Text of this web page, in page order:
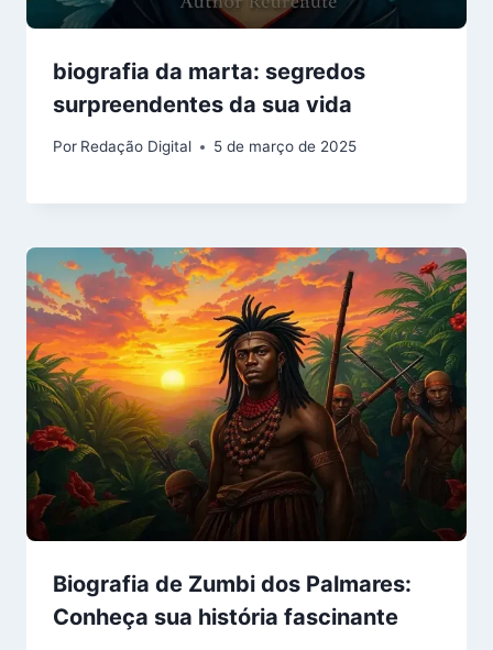
biografia da marta: segredos
surpreendentes da sua vida
Por Redação Digital 5 de março de 2025
Biografia de Zumbi dos Palmares:
Conheça sua história fascinante